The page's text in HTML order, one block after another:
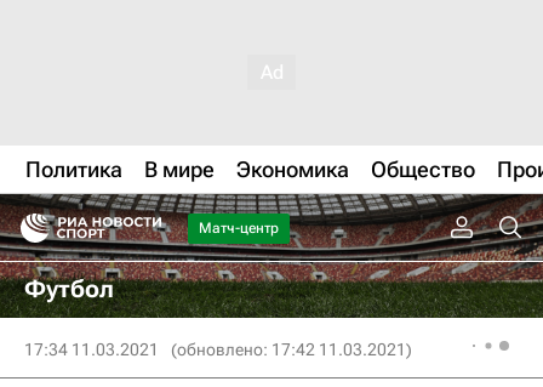
Политика В мире Экономика Общество
Матч-центр
Футбол
17:34 11.03.2021 (обновлено: 17:42 11.03.2021)